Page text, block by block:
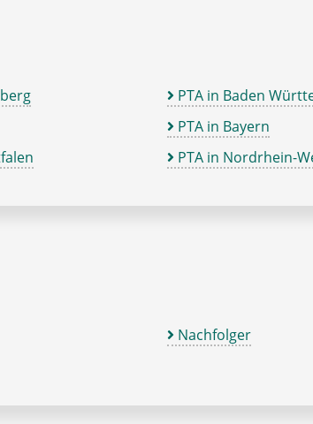
PTA in Baden
PTA in Bayern
PTA in Nordrhein-
Nachfolger